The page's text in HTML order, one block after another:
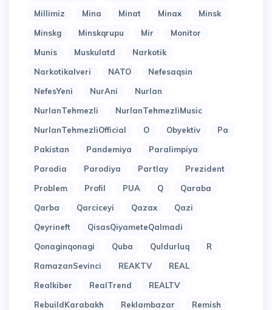
Millimiz
Mina Minat Minax
Minsk
Minskg
Minskqrupu Mir
Monitor
Munis
Muskulatd
Narkotik
Narkotikalveri
NATO
Nefesaqsin
NefesYeni
NurAni
Nurlan
NurlanTehmezli
NurlanTehmezliMusic
NurlanTehmezliOfficial
O Obyektiv
Pa
Pakistan
Pandemiya
Paralimpiya
Parodia
Parodiya Partlay
Prezident
Problem
Profil PUA Q
Qaraba
Qarba
Qarciceyi Qazax
Qazi
Qeyrineft
QisasQiyameteQalmadi
Qonaginqonagi
Quba Quldurluq
R
RamazanSevinci
REAKTV
REAL
Realkiber
RealTrend
REALTV
RebuildKarabakh
Reklambazar Remish